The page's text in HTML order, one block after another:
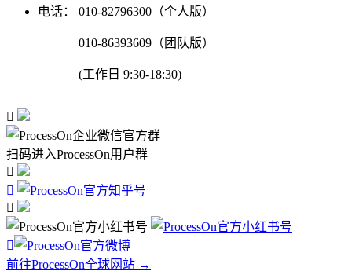
电话：
010-82796300（个人版）
010-86393609（团队版）
(工作日 9:30-18:30)

扫码进入ProcessOn用户群




前往ProcessOn全球网站 →